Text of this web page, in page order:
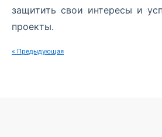
защитить свои интересы и
проекты.
« Предыдующая